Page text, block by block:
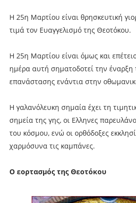
Η 25η Μαρτίου είναι θρησκευτική
τιμά τον Ευαγγελισμό της Θεοτόκου.
Η 25η Μαρτίου είναι όμως και
ημέρα αυτή σηματοδοτεί την έναρξη
επανάστασης ενάντια στην
Η γαλανόλευκη σημαία έχει τη
σημεία της γης, οι Ελληνες
του κόσμου, ενώ οι ορθόδοξες
χαρμόσυνα τις καμπάνες.
Ο εορτασμός της Θεοτόκου